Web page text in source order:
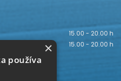
15.00 - 20.00 h
15.00 - 20.00 h
×
používa